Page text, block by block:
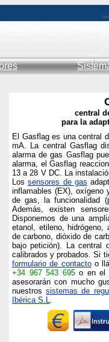
central
para la
El Gasflag es una central
mA. La central Gasflag
alarma de gas Gasflag
alarma, el Gasflag
13 a 28 V DC. La
Lossensores de gas
inflamables (EX),
de gas, la funcionalidad
Además, existen
Disponemos de una
etanol, etileno,
de carbono, dióxido de
bajo petición). La central
calibrados y probados. Si
formulario de contactoo
+34 967 543 695o en el
asesorarán con mucho
nuestrossistemas de
Ibérica S.L.